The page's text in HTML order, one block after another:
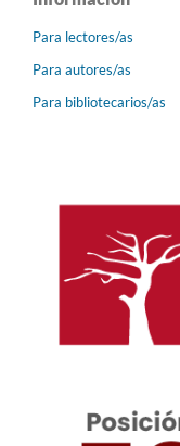
Para lectores/as
Para autores/as
Para bibliotecarios/as